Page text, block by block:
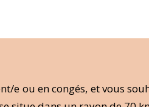
ou en congés, et vous